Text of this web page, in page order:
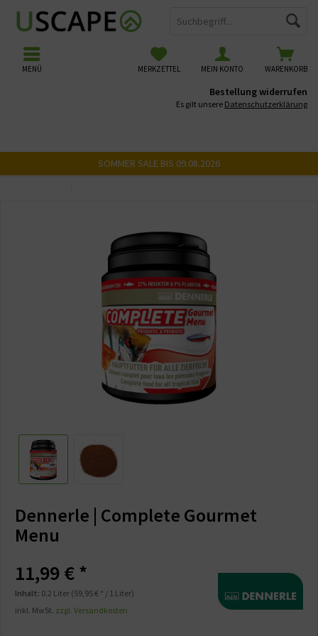
WARENKORB
MERKZETTEL MEIN KONTO
MENÜ
Bestellung widerrufen
Es gilt unsere Datenschutzerklärung
SOMMER SALE BIS 09.08.2026
Dennerle | Complete Gourmet
Menu
11,99 € *
Inhalt: 0.2 Liter (59,95 € * / 1 Liter)
inkl. MwSt. zzgl. Versandkosten